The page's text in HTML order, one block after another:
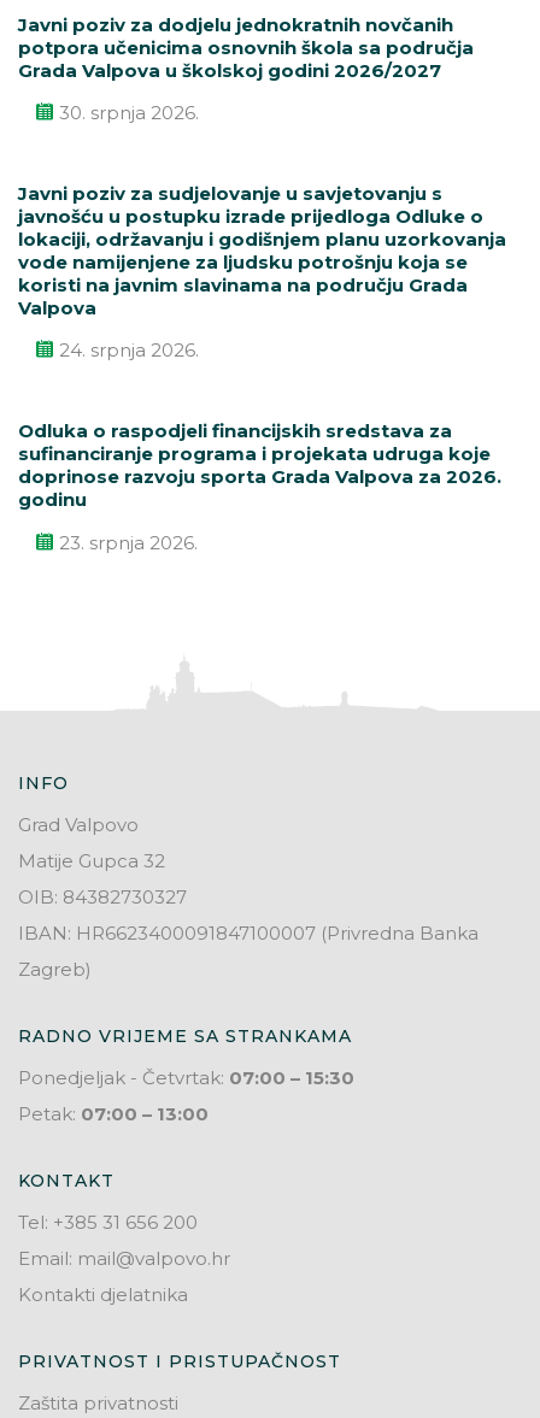
Javni poziv za dodjelu jednokratnih novčanih
potpora učenicima osnovnih škola sa područja
Grada Valpova u školskoj godini 2026/2027
30. srpnja 2026.
Javni poziv za sudjelovanje u savjetovanju s
javnošću u postupku izrade prijedloga Odluke o
lokaciji, održavanju i godišnjem planu uzorkovanja
vode namijenjene za ljudsku potrošnju koja se
koristi na javnim slavinama na području Grada
Valpova
24. srpnja 2026.
Odluka o raspodjeli financijskih sredstava za
sufinanciranje programa i projekata udruga koje
doprinose razvoju sporta Grada Valpova za 2026.
godinu
23. srpnja 2026.
INFO
Grad Valpovo
Matije Gupca 32
OIB: 84382730327
IBAN: HR6623400091847100007 (Privredna Banka
Zagreb)
RADNO VRIJEME SA STRANKAMA
Ponedjeljak - Četvrtak: 07:00 – 15:30
Petak: 07:00 – 13:00
KONTAKT
Tel: +385 31 656 200
Email: mail@valpovo.hr
Kontakti djelatnika
PRIVATNOST I PRISTUPAČNOST
Zaštita privatnosti